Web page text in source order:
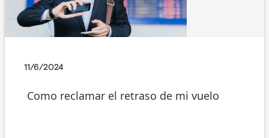
11/6/2024
Como reclamar el retraso de mi vuelo